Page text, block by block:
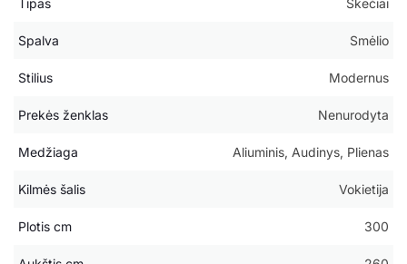
Tipas Skėčiai
Spalva Smėlio
Stilius Modernus
Prekės ženklas Nenurodyta
Medžiaga Aliuminis, Audinys, Plienas
Kilmės šalis Vokietija
Plotis cm 300